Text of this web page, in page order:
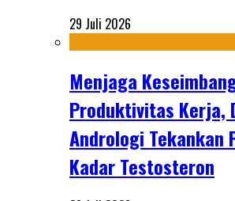
29 Juli 2026
Menjaga
Produktivitas Kerja,
Andrologi Tekankan
Kadar Testosteron